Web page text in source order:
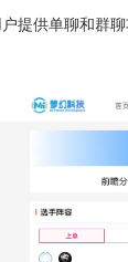
提供单聊和群